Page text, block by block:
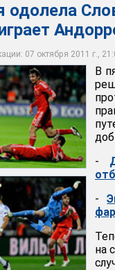
одолела
07 октября 2011 г.,
В
-
-
на